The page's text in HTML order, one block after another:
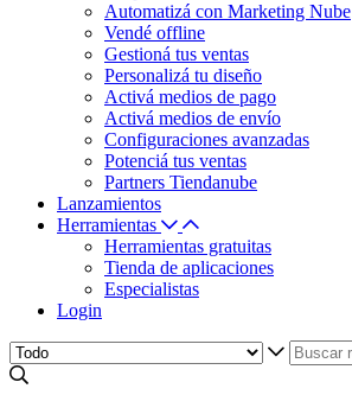
Automatizá con Marketing Nube
Vendé offline
Gestioná tus ventas
Personalizá tu diseño
Activá medios de pago
Activá medios de envío
Configuraciones avanzadas
Potenciá tus ventas
Partners Tiendanube
Lanzamientos
Herramientas
Herramientas gratuitas
Tienda de aplicaciones
Especialistas
Login